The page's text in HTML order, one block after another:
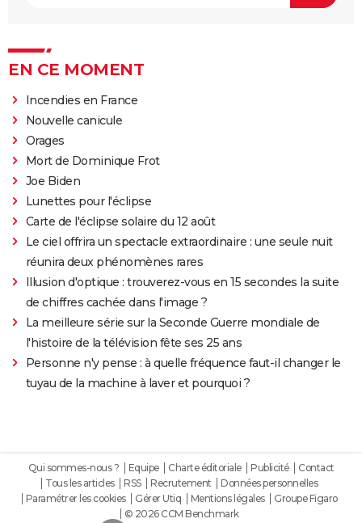
EN CE MOMENT
Incendies en France
Nouvelle canicule
Orages
Mort de Dominique Frot
Joe Biden
Lunettes pour l'éclipse
Carte de l'éclipse solaire du 12 août
Le ciel offrira un spectacle extraordinaire : une seule nuit
réunira deux phénomènes rares
Illusion d'optique : trouverez-vous en 15 secondes la suite
de chiffres cachée dans l'image ?
La meilleure série sur la Seconde Guerre mondiale de
l'histoire de la télévision fête ses 25 ans
Personne n'y pense : à quelle fréquence faut-il changer le
tuyau de la machine à laver et pourquoi ?
Qui sommes-nous ? Equipe Charte éditoriale Publicité
Contact
Tous les articles
RSS Recrutement
Données personnelles
Paramétrer les cookies
Gérer Utiq Mentions légales
Groupe Figaro
© 2026 CCM Benchmark